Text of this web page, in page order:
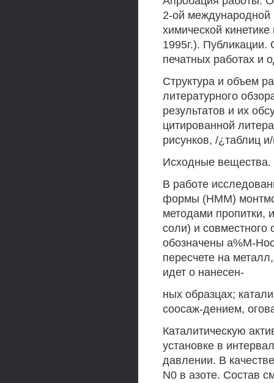
2-ой
химической
1995г.).
печатных работах и
Структура и объем
литературного
результатов и их
цитированной
рисунков, /¿таблиц
Исходные вещества.
В работе
формы (НММ)
методами пропитки,
соли) и
обозначены а%М-
пересчете на
идет о нанесен-
ных образцах;
соосаж-дением,
Каталитическую
установке в
давлении. В
N0 в азоте. Состав